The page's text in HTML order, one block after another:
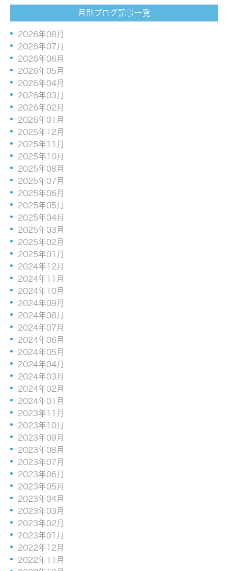
月別ブログ記事一覧
2026年08月
2026年07月
2026年06月
2026年05月
2026年04月
2026年03月
2026年02月
2026年01月
2025年12月
2025年11月
2025年10月
2025年08月
2025年07月
2025年06月
2025年05月
2025年04月
2025年03月
2025年02月
2025年01月
2024年12月
2024年11月
2024年10月
2024年09月
2024年08月
2024年07月
2024年06月
2024年05月
2024年04月
2024年03月
2024年02月
2024年01月
2023年11月
2023年10月
2023年09月
2023年08月
2023年07月
2023年06月
2023年05月
2023年04月
2023年03月
2023年02月
2023年01月
2022年12月
2022年11月